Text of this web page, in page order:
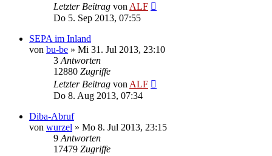
Letzter Beitrag von ALF
Do 5. Sep 2013, 07:55
SEPA im Inland
von bu-be » Mi 31. Jul 2013, 23:10
3 Antworten
12880 Zugriffe
Letzter Beitrag von ALF
Do 8. Aug 2013, 07:34
Diba-Abruf
von wurzel » Mo 8. Jul 2013, 23:15
9 Antworten
17479 Zugriffe